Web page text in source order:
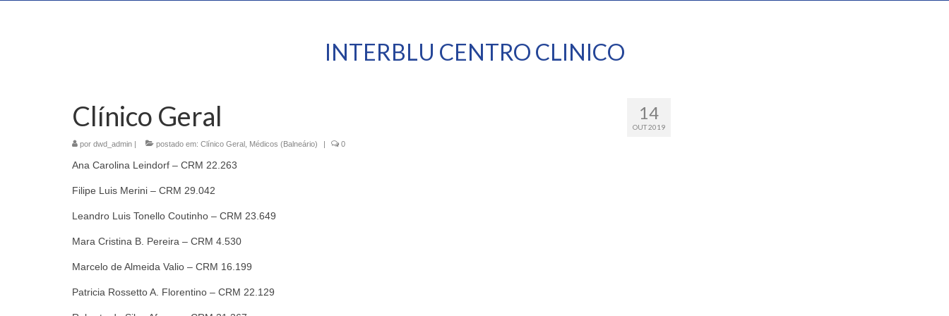
INTERBLU CENTRO CLINICO
14
OUT 2019
Clínico Geral
por dwd_admin | postado em: Clínico Geral Médicos (Balneário) | 0
Ana Carolina Leindorf – CRM 22.263
Filipe Luis Merini – CRM 29.042
Leandro Luis Tonello Coutinho – CRM 23.649
Mara Cristina B. Pereira – CRM 4.530
Marcelo de Almeida Valio – CRM 16.199
Patricia Rossetto A. Florentino – CRM 22.129